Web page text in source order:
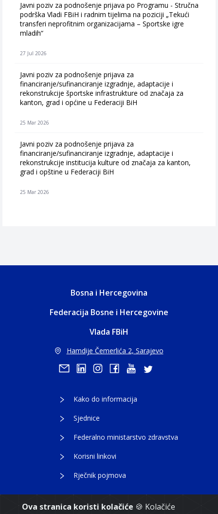
Ova stranica koristi kolačiće 🍪 Kolačiće
Javni poziv za podnošenje prijava po Programu - Stručna
podrška Vladi FBiH i radnim tijelima na poziciji „Tekući
transferi neprofitnim organizacijama – Sportske igre
mladih“
27 Jul 2026
Javni poziv za podnošenje prijava za
financiranje/sufinanciranje izgradnje, adaptacije i
rekonstrukcije športske infrastrukture od značaja za
kanton, grad i općine u Federaciji BiH
25 Mar 2026
Javni poziv za podnošenje prijava za
financiranje/sufinanciranje izgradnje, adaptacije i
rekonstrukcije institucija kulture od značaja za kanton,
grad i opštine u Federaciji BiH
25 Mar 2026
Bosna i Hercegovina
Federacija Bosne i Hercegovine
Vlada FBiH
Hamdije Čemerlića 2, Sarajevo
Kako do informacija
Sjednice
Federalno ministarstvo zdravstva
Korisni linkovi
Rječnik pojmova